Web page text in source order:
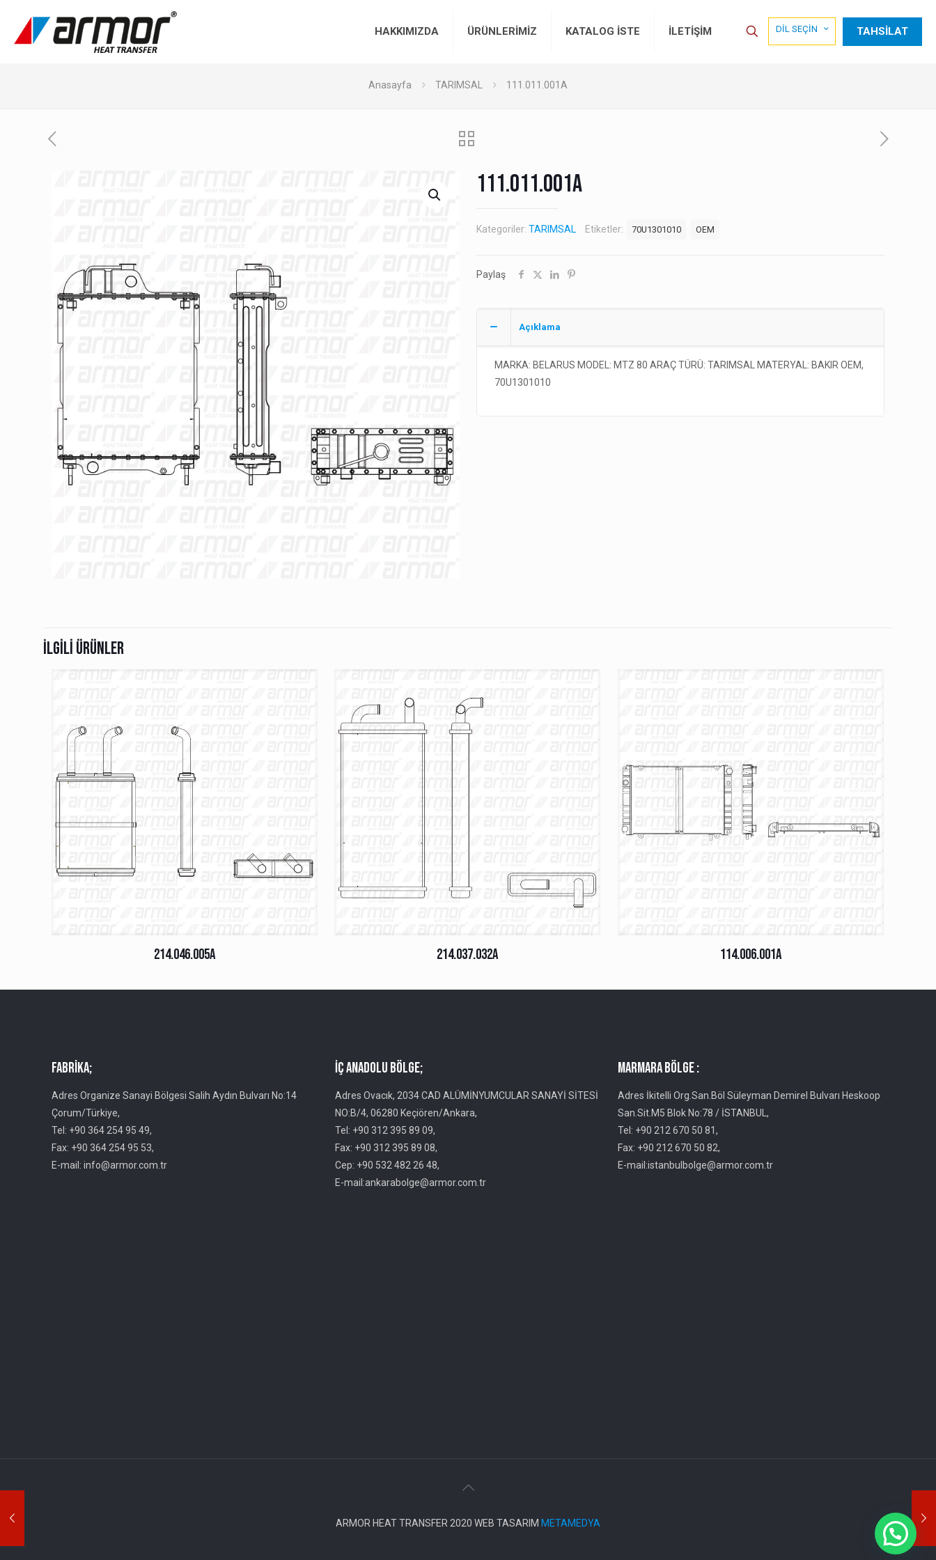
HAKKIMIZDA ÜRÜNLERİMİZ KATALOG İSTE İLETİŞİM DİL SEÇİN TAHSİLAT
Anasayfa TARIMSAL 111.011.001A
111.011.001A
Kategoriler: TARIMSAL Etiketler: 70U1301010 OEM
Paylaş
Açıklama
MARKA: BELARUS MODEL: MTZ 80 ARAÇ TÜRÜ: TARIMSAL MATERYAL: BAKIR OEM,
70U1301010
İlgili ürünler
214.046.005A 214.037.032A 114.006.001A
Fabrika;
Adres Organize Sanayi Bölgesi Salih Aydın Bulvarı No:14
Çorum/Türkiye,
Tel: +90 364 254 95 49,
Fax: +90 364 254 95 53,
E-mail: info@armor.com.tr
İç Anadolu Bölge;
Adres Ovacık, 2034 CAD ALÜMİNYUMCULAR SANAYİ SİTESİ
NO:B/4, 06280 Keçiören/Ankara,
Tel: +90 312 395 89 09,
Fax: +90 312 395 89 08,
Cep: +90 532 482 26 48,
E-mail:ankarabolge@armor.com.tr
MARMARA BÖLGE :
Adres İkitelli Org.San.Böl Süleyman Demirel Bulvarı Heskoop
San.Sit.M5 Blok No:78 / İSTANBUL,
Tel: +90 212 670 50 81,
Fax: +90 212 670 50 82,
E-mail:istanbulbolge@armor.com.tr
ARMOR HEAT TRANSFER 2020 WEB TASARIM METAMEDYA